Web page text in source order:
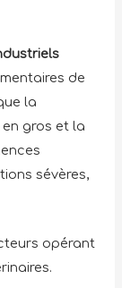
de
la
gros et la
sévères,
opérant